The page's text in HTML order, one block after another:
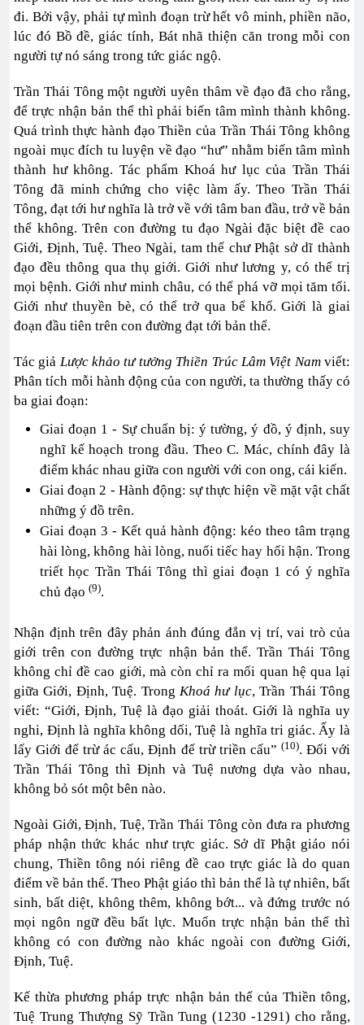
đi. Bởi vậy, phải tự mình đoạn trừ hết vô minh, phiền não,
lúc đó Bồ đề, giác tính, Bát nhã thiện căn trong mỗi con
người tự nó sáng trong tức giác ngộ.
Trần Thái Tông một người uyên thâm về đạo đã cho rằng,
để trực nhận bản thể thì phải biến tâm mình thành không.
Quá trình thực hành đạo Thiền của Trần Thái Tông không
ngoài mục đích tu luyện về đạo “hư” nhằm biến tâm mình
thành hư không. Tác phẩm Khoá hư lục của Trần Thái
Tông đã minh chứng cho việc làm ấy. Theo Trần Thái
Tông, đạt tới hư nghĩa là trở về với tâm ban đầu, trở về bản
thể không. Trên con đường tu đạo Ngài đặc biệt đề cao
Giới, Định, Tuệ. Theo Ngài, tam thế chư Phật sở dĩ thành
đạo đều thông qua thụ giới. Giới như lương y, có thể trị
mọi bệnh. Giới như minh châu, có thể phá vỡ mọi tăm tối.
Giới như thuyền bè, có thể trở qua bể khổ. Giới là giai
đoạn đầu tiên trên con đường đạt tới bản thể.
Tác giả Lược khảo tư tưởng Thiền Trúc Lâm Việt Namviết:
Phân tích mỗi hành động của con người, ta thường thấy có
ba giai đoạn:
Giai đoạn 1 - Sự chuẩn bị: ý tường, ý đồ, ý định, suy
nghĩ kế hoạch trong đầu. Theo C. Mác, chính đây là
điểm khác nhau giữa con người với con ong, cái kiến.
Giai đoạn 2 - Hành động: sự thực hiện về mặt vật chất
những ý đồ trên.
Giai đoạn 3 - Kết quả hành động: kéo theo tâm trạng
hài lòng, không hài lòng, nuối tiếc hay hối hận. Trong
triết học Trần Thái Tông thì giai đoạn 1 có ý nghĩa
chủ đạo (9).
Nhận định trên đây phản ánh đúng đắn vị trí, vai trò của
giới trên con đường trực nhận bản thể. Trần Thái Tông
không chỉ đề cao giới, mà còn chỉ ra mối quan hệ qua lại
giữa Giới, Định, Tuệ. Trong Khoá hư lục, Trần Thái Tông
viết: “Giới, Định, Tuệ là đạo giải thoát. Giới là nghĩa uy
nghi, Định là nghĩa không dối, Tuệ là nghĩa tri giác. Ấy là
lấy Giới để trừ ác cấu, Định để trừ triền cấu” (10). Đối với
Trần Thái Tông thì Định và Tuệ nương dựa vào nhau,
không bỏ sót một bên nào.
Ngoài Giới, Định, Tuệ, Trần Thái Tông còn đưa ra phương
pháp nhận thức khác như trực giác. Sở dĩ Phật giáo nói
chung, Thiền tông nói riêng đề cao trực giác là do quan
điểm về bản thể. Theo Phật giáo thì bản thể là tự nhiên, bất
sinh, bất diệt, không thêm, không bớt... và đứng trước nó
mọi ngôn ngữ đều bất lực. Muốn trực nhận bản thể thì
không có con đường nào khác ngoài con đường Giới,
Định, Tuệ.
Kế thừa phương pháp trực nhận bản thể của Thiền tông,
Tuệ Trung Thượng Sỹ Trần Tung (1230 -1291) cho rằng,